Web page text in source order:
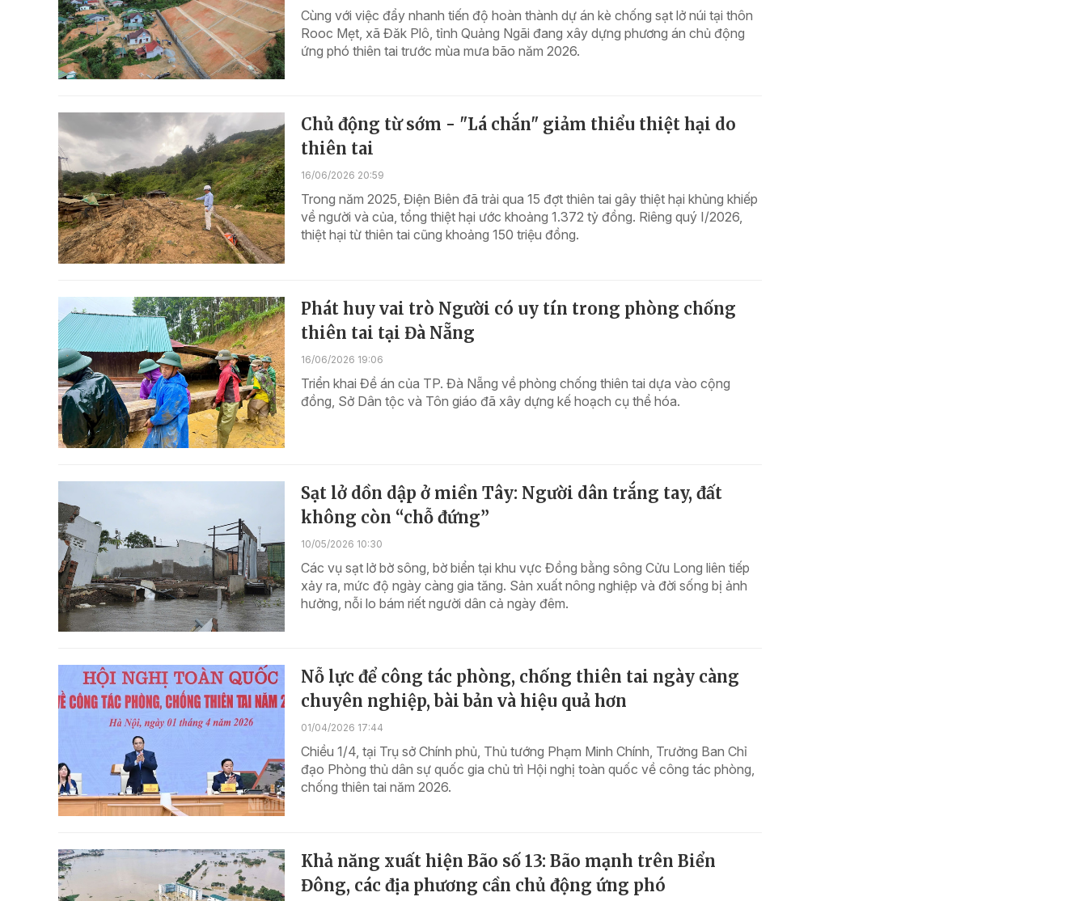
Cùng với việc đẩy nhanh tiến độ hoàn thành dự án kè chống sạt lở núi tại thôn
Rooc Mẹt, xã Đăk Plô, tỉnh Quảng Ngãi đang xây dựng phương án chủ động
ứng phó thiên tai trước mùa mưa bão năm 2026.
Chủ động từ sớm - "Lá chắn" giảm thiểu thiệt hại do
thiên tai
16/06/2026 20:59
Trong năm 2025, Điện Biên đã trải qua 15 đợt thiên tai gây thiệt hại khủng khiếp
về người và của, tổng thiệt hại ước khoảng 1.372 tỷ đồng. Riêng quý I/2026,
thiệt hại từ thiên tai cũng khoảng 150 triệu đồng.
Phát huy vai trò Người có uy tín trong phòng chống
thiên tai tại Đà Nẵng
16/06/2026 19:06
Triển khai Đề án của TP. Đà Nẵng về phòng chống thiên tai dựa vào cộng
đồng, Sở Dân tộc và Tôn giáo đã xây dựng kế hoạch cụ thể hóa.
Sạt lở dồn dập ở miền Tây: Người dân trắng tay, đất
không còn “chỗ đứng”
10/05/2026 10:30
Các vụ sạt lở bờ sông, bờ biển tại khu vực Đồng bằng sông Cửu Long liên tiếp
xảy ra, mức độ ngày càng gia tăng. Sản xuất nông nghiệp và đời sống bị ảnh
hưởng, nỗi lo bám riết người dân cả ngày đêm.
Nỗ lực để công tác phòng, chống thiên tai ngày càng
chuyên nghiệp, bài bản và hiệu quả hơn
01/04/2026 17:44
Chiều 1/4, tại Trụ sở Chính phủ, Thủ tướng Phạm Minh Chính, Trưởng Ban Chỉ
đạo Phòng thủ dân sự quốc gia chủ trì Hội nghị toàn quốc về công tác phòng,
chống thiên tai năm 2026.
Khả năng xuất hiện Bão số 13: Bão mạnh trên Biển
Đông, các địa phương cần chủ động ứng phó